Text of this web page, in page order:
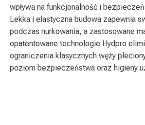
wpływa na funkcjonalność i
Lekka i elastyczna budowa zapewnia
podczas nurkowania, a zastosowane
opatentowane technologie Hydpro
ograniczenia klasycznych węży
poziom bezpieczeństwa oraz higieny